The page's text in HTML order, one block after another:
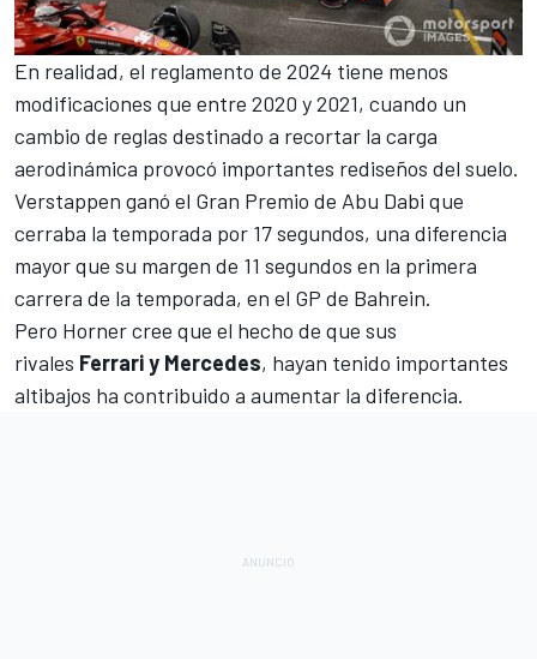
En realidad, el reglamento de 2024 tiene menos
modificaciones que entre 2020 y 2021, cuando un
cambio de reglas destinado a recortar la carga
aerodinámica provocó importantes rediseños del suelo.
Verstappen ganó el Gran Premio de Abu Dabi que
cerraba la temporada por 17 segundos, una diferencia
mayor que su margen de 11 segundos en la primera
carrera de la temporada, en el GP de Bahrein.
Pero Horner cree que el hecho de que sus
rivales Ferrari y Mercedes, hayan tenido importantes
altibajos ha contribuido a aumentar la diferencia.